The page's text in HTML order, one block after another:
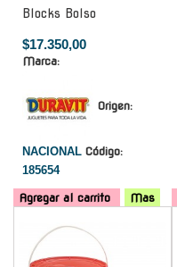
Blocks Bolso
$17.350,00
Marca:
Origen:
NACIONAL Código:
185654
Agregar al carrito Mas